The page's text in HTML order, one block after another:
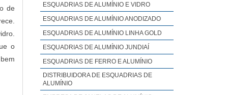
de
o
ESQUADRIAS DE ALUMÍNIO E VIDRO
ESQUADRIAS DE ALUMÍNIO ANODIZADO
ESQUADRIAS DE ALUMÍNIO LINHA GOLD
ESQUADRIAS DE ALUMÍNIO JUNDIAÍ
ESQUADRIAS DE FERRO E ALUMÍNIO
DISTRIBUIDORA DE ESQUADRIAS DE
ALUMÍNIO